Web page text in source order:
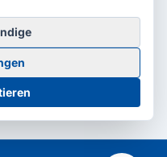
durch dieMedienagentur
DatenschutzImpressum